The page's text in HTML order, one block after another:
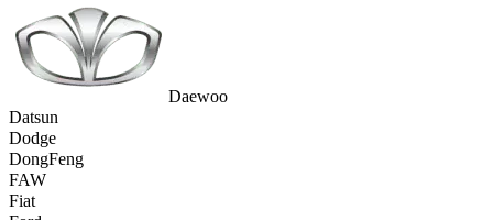
Daewoo
Datsun
Dodge
DongFeng
FAW
Fiat